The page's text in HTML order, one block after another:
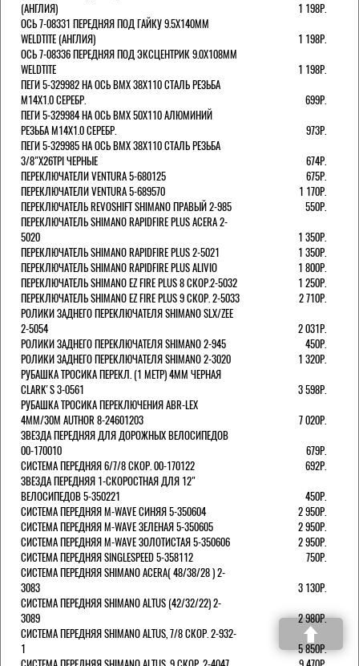
(АНГЛИЯ)
1 198Р.
ОСЬ 7-08331 ПЕРЕДНЯЯ ПОД ГАЙКУ 9.5Х140ММ
WELDTITE (АНГЛИЯ)
1 198Р.
ОСЬ 7-08336 ПЕРЕДНЯЯ ПОД ЭКСЦЕНТРИК 9.0Х108ММ
WELDTITE
1 198Р.
ПЕГИ 5-329982 НА ОСЬ BMX 38Х110 СТАЛЬ РЕЗЬБА
М14Х1.0 СЕРЕБР.
699Р.
ПЕГИ 5-329984 НА ОСЬ BMX 50Х110 АЛЮМИНИЙ
РЕЗЬБА М14Х1.0 СЕРЕБР.
973Р.
ПЕГИ 5-329985 НА ОСЬ BMX 38Х110 СТАЛЬ РЕЗЬБА
3/8"Х26TPI ЧЕРНЫЕ
674Р.
ПЕРЕКЛЮЧАТЕЛИ VENTURA 5-680125
675Р.
ПЕРЕКЛЮЧАТЕЛИ VENTURA 5-689570
1 170Р.
ПЕРЕКЛЮЧАТЕЛЬ REVOSHIFT SHIMANO ПРАВЫЙ 2-985
550Р.
ПЕРЕКЛЮЧАТЕЛЬ SHIMANO RAPIDFIRE PLUS ACERA 2-
5020
1 350Р.
ПЕРЕКЛЮЧАТЕЛЬ SHIMANO RAPIDFIRE PLUS 2-5021
1 350Р.
ПЕРЕКЛЮЧАТЕЛЬ SHIMANO RAPIDFIRE PLUS ALIVIO
1 800Р.
ПЕРЕКЛЮЧАТЕЛЬ SHIMANO EZ FIRE PLUS 8 СКОР.2-5032
1 250Р.
ПЕРЕКЛЮЧАТЕЛЬ SHIMANO EZ FIRE PLUS 9 СКОР. 2-5033
2 710Р.
РОЛИКИ ЗАДНЕГО ПЕРЕКЛЮЧАТЕЛЯ SHIMANO SLX/ZEE
2-5054
2 031Р.
РОЛИКИ ЗАДНЕГО ПЕРЕКЛЮЧАТЕЛЯ SHIMANO 2-945
450Р.
РОЛИКИ ЗАДНЕГО ПЕРЕКЛЮЧАТЕЛЯ SHIMANO 2-3020
1 320Р.
РУБАШКА ТРОСИКА ПЕРЕКЛ. (1 МЕТР) 4ММ ЧЕРНАЯ
СLARK'S 3-0561
3 598Р.
РУБАШКА ТРОСИКА ПЕРЕКЛЮЧЕНИЯ ABR-LEX
4MM/30M AUTHOR 8-24601203
7 020Р.
ЗВЕЗДА ПЕРЕДНЯЯ ДЛЯ ДОРОЖНЫХ ВЕЛОСИПЕДОВ
00-170010
679Р.
СИСТЕМА ПЕРЕДНЯЯ 6/7/8 СКОР. 00-170122
692Р.
ЗВЕЗДА ПЕРЕДНЯЯ 1-СКОРОСТНАЯ ДЛЯ 12"
ВЕЛОСИПЕДОВ 5-350221
450Р.
СИСТЕМА ПЕРЕДНЯЯ M-WAVE СИНЯЯ 5-350604
2 950Р.
СИСТЕМА ПЕРЕДНЯЯ M-WAVE ЗЕЛЕНАЯ 5-350605
2 950Р.
СИСТЕМА ПЕРЕДНЯЯ M-WAVE ЗОЛОТИСТАЯ 5-350606
2 950Р.
СИСТЕМА ПЕРЕДНЯЯ SINGLESPEED 5-358112
750Р.
СИСТЕМА ПЕРЕДНЯЯ SHIMANO ACERA( 48/38/28 ) 2-
3083
3 130Р.
СИСТЕМА ПЕРЕДНЯЯ SHIMANO ALTUS (42/32/22) 2-
3089
2 980Р.
СИСТЕМА ПЕРЕДНЯЯ SHIMANO ALTUS, 7/8 СКОР. 2-932-
1
5 850Р.